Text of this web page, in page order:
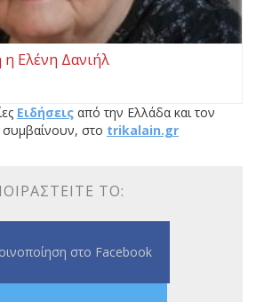
Ελένη Δανιήλ
Ειδήσεις από την Ελλάδα και τον
στο trikalain.gr
ΤΟ:
στο Facebook